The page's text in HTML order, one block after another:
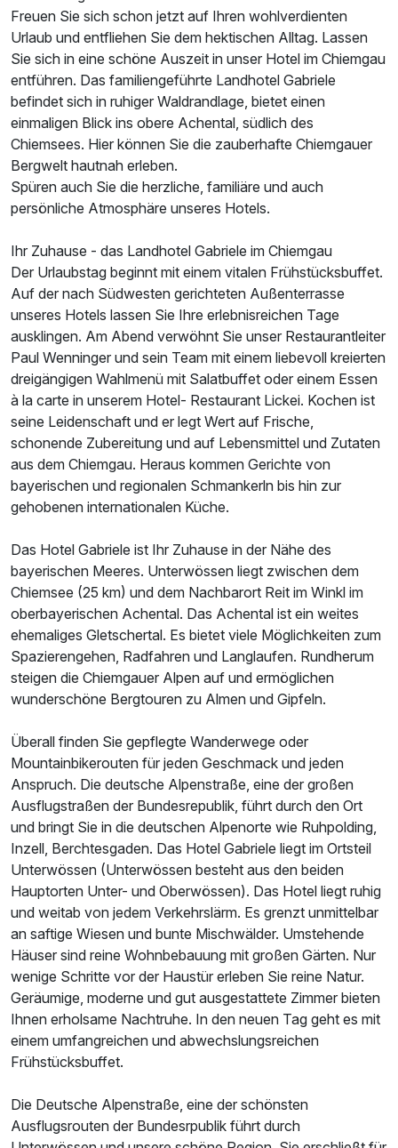
Ausstattung
Für 8 Tage p.P. ab1.209,00 €
Freuen Sie sich schon jetzt auf Ihren wohlverdienten
Urlaub und entfliehen Sie dem hektischen Alltag. Lassen
Sie sich in eine schöne Auszeit in unser Hotel im Chiemgau
entführen. Das familiengeführte Landhotel Gabriele
befindet sich in ruhiger Waldrandlage, bietet einen
einmaligen Blick ins obere Achental, südlich des
Chiemsees. Hier können Sie die zauberhafte Chiemgauer
Bergwelt hautnah erleben.
Spüren auch Sie die herzliche, familiäre und auch
persönliche Atmosphäre unseres Hotels.
Ihr Zuhause - das Landhotel Gabriele im Chiemgau
Der Urlaubstag beginnt mit einem vitalen Frühstücksbuffet.
Auf der nach Südwesten gerichteten Außenterrasse
unseres Hotels lassen Sie Ihre erlebnisreichen Tage
ausklingen. Am Abend verwöhnt Sie unser Restaurantleiter
Paul Wenninger und sein Team mit einem liebevoll kreierten
dreigängigen Wahlmenü mit Salatbuffet oder einem Essen
à la carte in unserem Hotel- Restaurant Lickei. Kochen ist
seine Leidenschaft und er legt Wert auf Frische,
schonende Zubereitung und auf Lebensmittel und Zutaten
aus dem Chiemgau. Heraus kommen Gerichte von
bayerischen und regionalen Schmankerln bis hin zur
gehobenen internationalen Küche.
Das Hotel Gabriele ist Ihr Zuhause in der Nähe des
bayerischen Meeres. Unterwössen liegt zwischen dem
Chiemsee (25 km) und dem Nachbarort Reit im Winkl im
oberbayerischen Achental. Das Achental ist ein weites
ehemaliges Gletschertal. Es bietet viele Möglichkeiten zum
Spazierengehen, Radfahren und Langlaufen. Rundherum
steigen die Chiemgauer Alpen auf und ermöglichen
wunderschöne Bergtouren zu Almen und Gipfeln.
Überall finden Sie gepflegte Wanderwege oder
Mountainbikerouten für jeden Geschmack und jeden
Anspruch. Die deutsche Alpenstraße, eine der großen
Ausflugstraßen der Bundesrepublik, führt durch den Ort
und bringt Sie in die deutschen Alpenorte wie Ruhpolding,
Inzell, Berchtesgaden. Das Hotel Gabriele liegt im Ortsteil
Unterwössen (Unterwössen besteht aus den beiden
Hauptorten Unter- und Oberwössen). Das Hotel liegt ruhig
und weitab von jedem Verkehrslärm. Es grenzt unmittelbar
an saftige Wiesen und bunte Mischwälder. Umstehende
Häuser sind reine Wohnbebauung mit großen Gärten. Nur
wenige Schritte vor der Haustür erleben Sie reine Natur.
Geräumige, moderne und gut ausgestattete Zimmer bieten
Ihnen erholsame Nachtruhe. In den neuen Tag geht es mit
einem umfangreichen und abwechslungsreichen
Frühstücksbuffet.
Die Deutsche Alpenstraße, eine der schönsten
Ausflugsrouten der Bundesrpublik führt durch